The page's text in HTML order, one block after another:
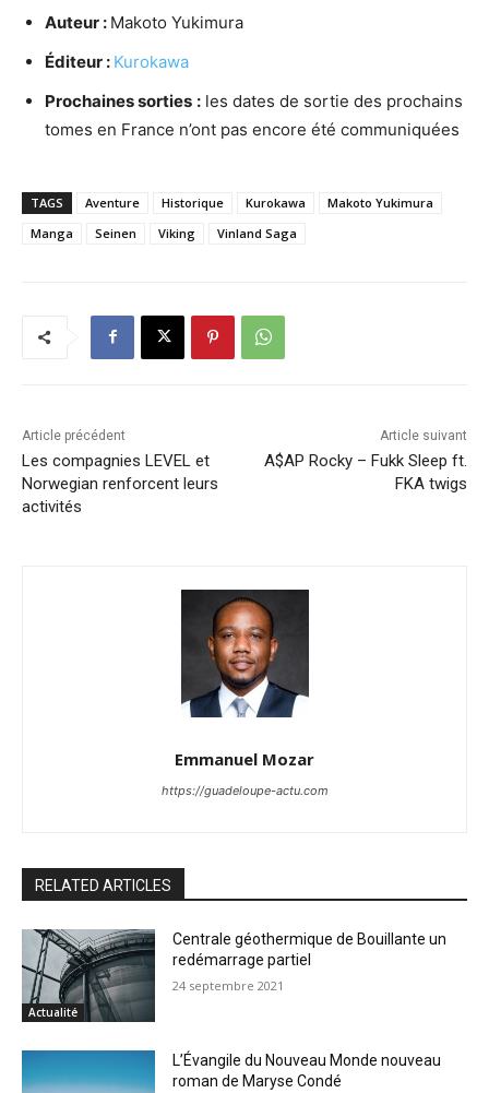
Auteur : Makoto Yukimura
Éditeur : Kurokawa
Prochaines sorties : les dates de sortie des prochains
tomes en France n’ont pas encore été communiquées
TAGS Aventure Historique Kurokawa
Makoto Yukimura
Manga
Seinen Viking Vinland Saga
Article précédent
Les compagnies LEVEL et
Norwegian renforcent leurs
activités
Article suivant
A$AP Rocky – Fukk Sleep ft.
FKA twigs
Emmanuel Mozar
https://guadeloupe-actu.com
RELATED ARTICLES
Actualité
Centrale géothermique de Bouillante un
redémarrage partiel
24 septembre 2021
L’Évangile du Nouveau Monde nouveau
roman de Maryse Condé